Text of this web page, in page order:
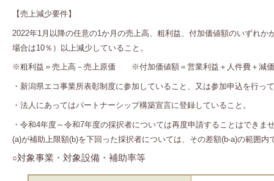
【売上減少要件】
2022年1月以降の任意の1か月の売上高、粗利益、付加価値額のいずれ
場合は10％）以上減少していること。
※粗利益＝売上高－売上原価 ※付加価値額＝営業利益＋人件費＋減
・新潟県エコ事業所表彰制度に参加していること、又は参加申込を行っ
・法人にあってはパートナーシップ構築宣言に登録していること。
・令和4年度～令和7年度の採択者については再度申請することはでき
(a)が補助上限額(b)を下回った採択者については、その差額(b-a)の範囲
○対象事業・対象設備・補助率等